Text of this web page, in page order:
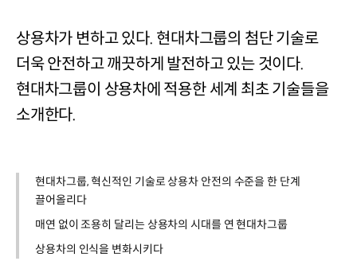
상용차가 변하고 있다. 현대차그룹의 첨단 기술로
더욱 안전하고 깨끗하게 발전하고 있는 것이다.
현대차그룹이 상용차에 적용한 세계 최초 기술들을
소개한다.
현대차그룹, 혁신적인 기술로 상용차 안전의 수준을 한 단계
끌어올리다
매연 없이 조용히 달리는 상용차의 시대를 연 현대차그룹
상용차의 인식을 변화시키다